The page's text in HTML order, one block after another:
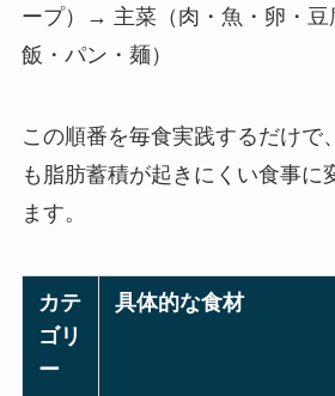
ープ）→ 主菜（肉・魚・卵・
飯・パン・麺）
この順番を毎食実践するだけで、
も 脂肪蓄積が起きにくい食事に
ます。
カテ
ゴリ
ー
具体的な食材